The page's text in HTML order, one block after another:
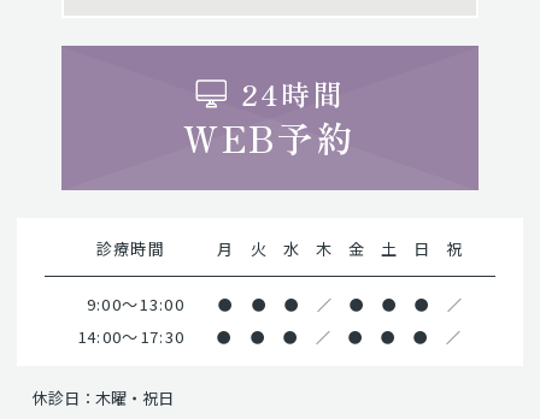
24時間
WEB予約
診療時間 月 火 水 木 金 土 日 祝
9:00～13:00 ● ● ● ／ ● ● ● ／
14:00～17:30 ● ● ● ／ ● ● ● ／
休診日：木曜・祝日